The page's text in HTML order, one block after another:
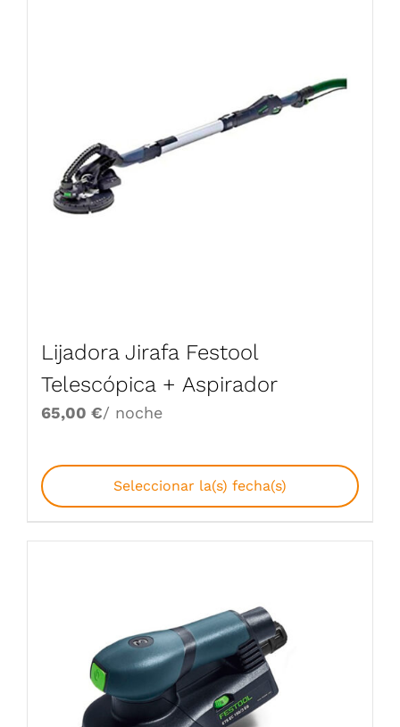
Lijadora Jirafa Festool
Telescópica + Aspirador
65,00 €/ noche
Seleccionar la(s) fecha(s)